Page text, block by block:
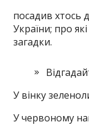
посадив хтось
України; про
загадки.
У вінку
У червоному